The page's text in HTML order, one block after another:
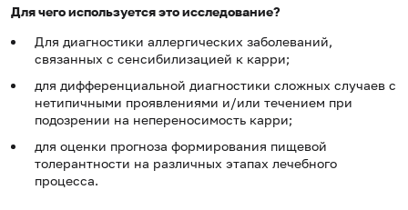
Для чего используется это исследование?
Для диагностики аллергических заболеваний,
связанных с сенсибилизацией к карри;
для дифференциальной диагностики сложных случаев с
нетипичными проявлениями и/или течением при
подозрении на непереносимость карри;
для оценки прогноза формирования пищевой
толерантности на различных этапах лечебного
процесса.